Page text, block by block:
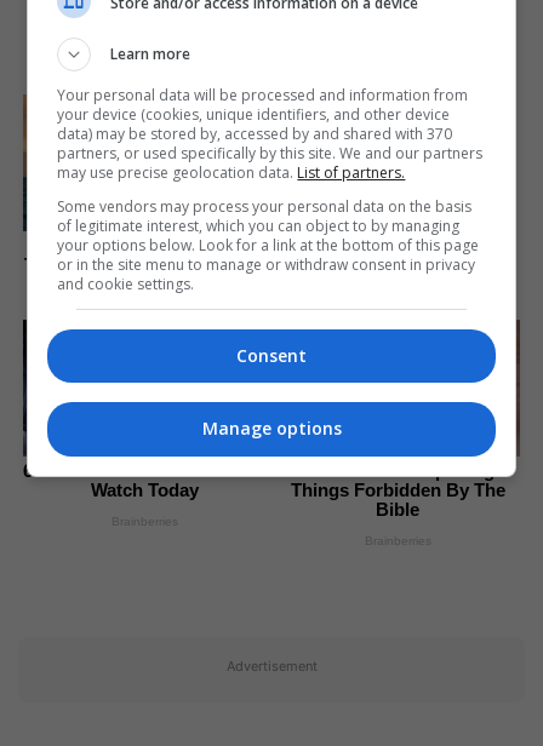
Is There An Intersex Whale?
This Finding Baffles Science
Brainberries
These 6 Movies Were So
Bad That They Became
Instant Classics
6 Best '90s Action Movies To
Watch Today
Brainberries
Things Forbidden By The
Bible
Brainberries
Advertisement
Learn more
Your personal data will be processed and information from
your device (cookies, unique identifiers, and other device
data) may be stored by, accessed by and shared with 370
partners, or used specifically by this site. We and our partners
may use precise geolocation data. List of partners.
Some vendors may process your personal data on the basis
of legitimate interest, which you can object to by managing
your options below. Look for a link at the bottom of this page
or in the site menu to manage or withdraw consent in privacy
and cookie settings.
Consent
Manage options